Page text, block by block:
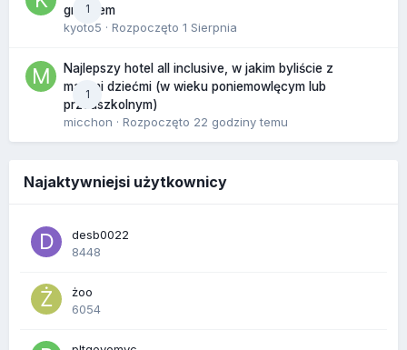
1
gniewem
kyoto5 · Rozpoczęto 1 Sierpnia
1
Najlepszy hotel all inclusive, w jakim byliście z
małymi dziećmi (w wieku poniemowlęcym lub
przedszkolnym)
micchon · Rozpoczęto 22 godziny temu
Najaktywniejsi użytkownicy
desb0022
8448
żoo
6054